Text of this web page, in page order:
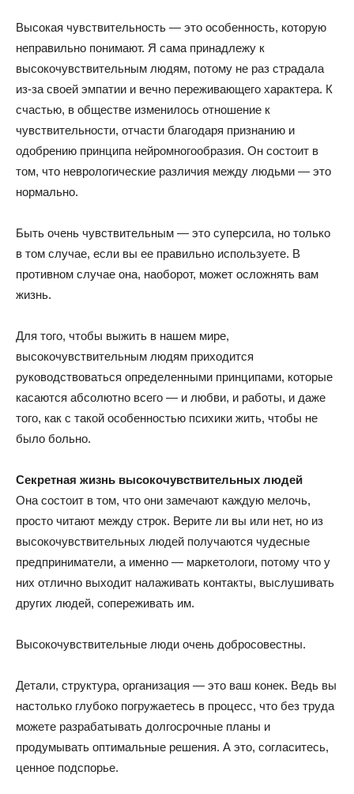
Высокая чувствительность — это особенность, которую
неправильно понимают. Я сама принадлежу к
высокочувствительным людям, потому не раз страдала
из-за своей эмпатии и вечно переживающего характера. К
счастью, в обществе изменилось отношение к
чувствительности, отчасти благодаря признанию и
одобрению принципа нейромногообразия. Он состоит в
том, что неврологические различия между людьми — это
нормально.
Быть очень чувствительным — это суперсила, но только
в том случае, если вы ее правильно используете. В
противном случае она, наоборот, может осложнять вам
жизнь.
Для того, чтобы выжить в нашем мире,
высокочувствительным людям приходится
руководствоваться определенными принципами, которые
касаются абсолютно всего — и любви, и работы, и даже
того, как с такой особенностью психики жить, чтобы не
было больно.
Секретная жизнь высокочувствительных людей
Она состоит в том, что они замечают каждую мелочь,
просто читают между строк. Верите ли вы или нет, но из
высокочувствительных людей получаются чудесные
предприниматели, а именно — маркетологи, потому что у
них отлично выходит налаживать контакты, выслушивать
других людей, сопереживать им.
Высокочувствительные люди очень добросовестны.
Детали, структура, организация — это ваш конек. Ведь вы
настолько глубоко погружаетесь в процесс, что без труда
можете разрабатывать долгосрочные планы и
продумывать оптимальные решения. А это, согласитесь,
ценное подспорье.